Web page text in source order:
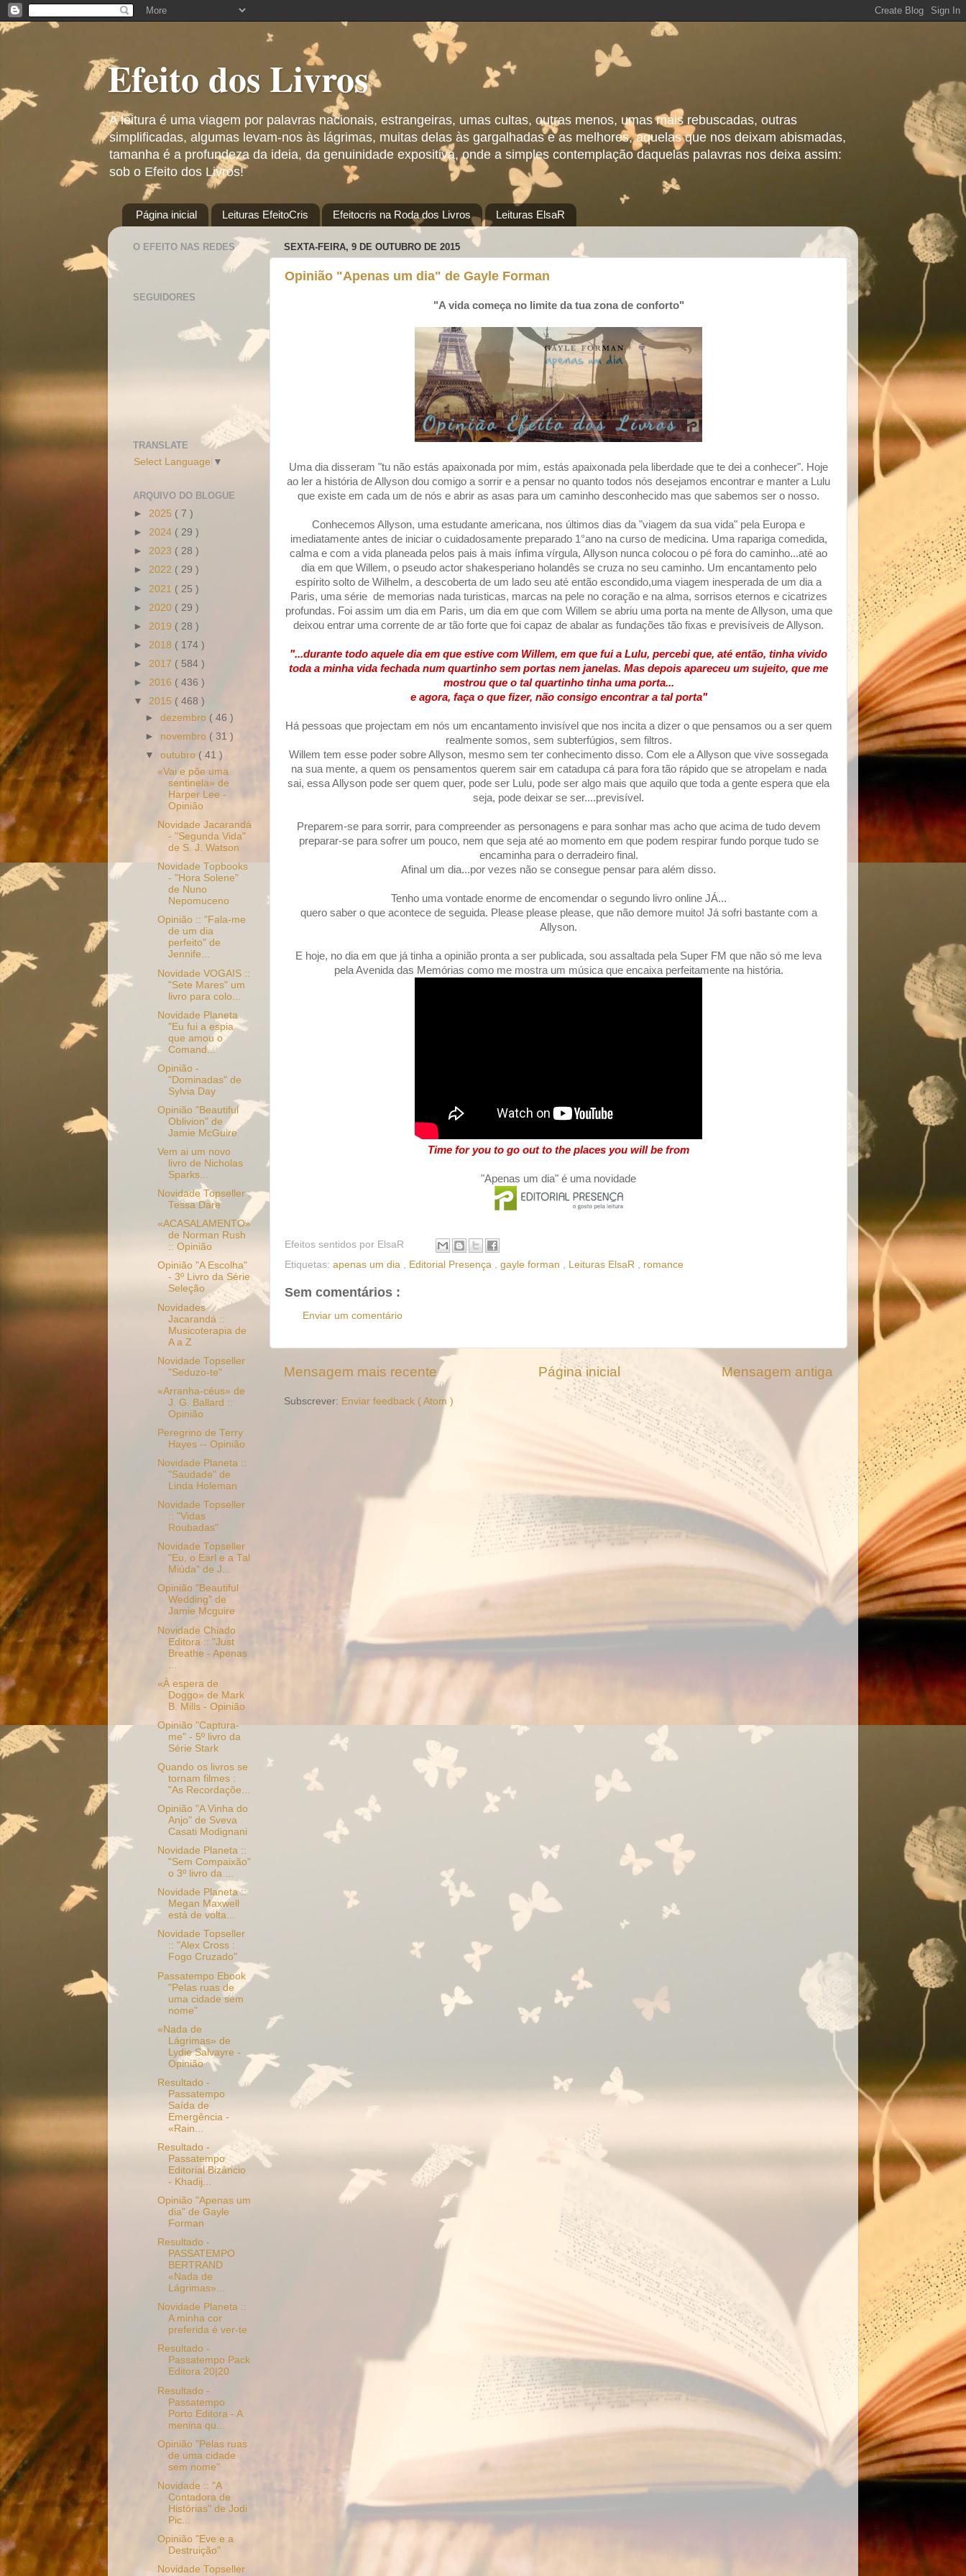
Efeito dos Livros
A leitura é uma viagem por palavras nacionais, estrangeiras, umas cultas, outras menos, umas mais rebuscadas, outras
simplificadas, algumas levam-nos às lágrimas, muitas delas às gargalhadas e as melhores, aquelas que nos deixam abismadas,
tamanha é a profundeza da ideia, da genuinidade expositiva, onde a simples contemplação daquelas palavras nos deixa assim:
sob o Efeito dos Livros!
Página inicial Leituras EfeitoCris Efeitocris na Roda dos Livros Leituras ElsaR
SEXTA-FEIRA, 9 DE OUTUBRO DE 2015
Opinião "Apenas um dia" de Gayle Forman
"A vida começa no limite da tua zona de conforto"
Uma dia disseram "tu não estás apaixonada por mim, estás apaixonada pela liberdade que te dei a conhecer". Hoje
ao ler a história de Allyson dou comigo a sorrir e a pensar no quanto todos nós desejamos encontrar e manter a Lulu
que existe em cada um de nós e abrir as asas para um caminho desconhecido mas que sabemos ser o nosso.
Conhecemos Allyson, uma estudante americana, nos últimos dias da "viagem da sua vida" pela Europa e
imediatamente antes de iniciar o cuidadosamente preparado 1°ano na curso de medicina. Uma rapariga comedida,
calma e com a vida planeada pelos pais à mais ínfima vírgula, Allyson nunca colocou o pé fora do caminho...até ao
dia em que Willem, o pseudo actor shakesperiano holandês se cruza no seu caminho. Um encantamento pelo
espírito solto de Wilhelm, a descoberta de um lado seu até então escondido,uma viagem inesperada de um dia a
Paris, uma série de memorias nada turisticas, marcas na pele no coração e na alma, sorrisos eternos e cicatrizes
profundas. Foi assim um dia em Paris, um dia em que com Willem se abriu uma porta na mente de Allyson, uma que
deixou entrar uma corrente de ar tão forte que foi capaz de abalar as fundações tão fixas e previsíveis de Allyson.
"...durante todo aquele dia em que estive com Willem, em que fui a Lulu, percebi que, até então, tinha vivido
toda a minha vida fechada num quartinho sem portas nem janelas. Mas depois apareceu um sujeito, que me
mostrou que o tal quartinho tinha uma porta...
e agora, faça o que fizer, não consigo encontrar a tal porta"
Há pessoas que projectam em nós um encantamento invisível que nos incita a dizer o que pensamos ou a ser quem
realmente somos, sem subterfúgios, sem filtros.
Willem tem esse poder sobre Allyson, mesmo sem ter conhecimento disso. Com ele a Allyson que vive sossegada
na sua mente, a quem os pensamentos querem sair em catadupa cá para fora tão rápido que se atropelam e nada
sai, essa Allyson pode ser quem quer, pode ser Lulu, pode ser algo mais que aquilo que toda a gente espera que ela
seja, pode deixar se ser....previsível.
Preparem-se para sorrir, para compreender as personagens e para sonhar mas acho que acima de tudo devem
preparar-se para sofrer um pouco, nem que seja até ao momento em que podem respirar fundo porque tudo se
encaminha para o derradeiro final.
Afinal um dia...por vezes não se consegue pensar para além disso.
Tenho uma vontade enorme de encomendar o segundo livro online JÁ...
quero saber o que acontece de seguida. Please please please, que não demore muito! Já sofri bastante com a
Allyson.
E hoje, no dia em que já tinha a opinião pronta a ser publicada, sou assaltada pela Super FM que não só me leva
pela Avenida das Memórias como me mostra um música que encaixa perfeitamente na história.
Time for you to go out to the places you will be from
"Apenas um dia" é uma novidade
Efeitos sentidos por ElsaR
Etiquetas: apenas um dia Editorial Presença gayle forman Leituras ElsaR romance
Sem comentários :
Enviar um comentário
Mensagem mais recente Mensagem antiga
Página inicial
Subscrever: Enviar feedback ( Atom )
O EFEITO NAS REDES
SEGUIDORES
TRANSLATE
Select Language ▼
ARQUIVO DO BLOGUE
► 2025 ( 7 )
► 2024 ( 29 )
► 2023 ( 28 )
► 2022 ( 29 )
► 2021 ( 25 )
► 2020 ( 29 )
► 2019 ( 28 )
► 2018 ( 174 )
► 2017 ( 584 )
► 2016 ( 436 )
▼ 2015 ( 468 )
►dezembro ( 46 )
► novembro ( 31 )
▼outubro ( 41 )
«Vai e põe uma
sentinela» de
Harper Lee -
Opinião
Novidade Jacarandá
- "Segunda Vida"
de S. J. Watson
Novidade Topbooks
- "Hora Solene"
de Nuno
Nepomuceno
Opinião :: "Fala-me
de um dia
perfeito" de
Jennife...
Novidade VOGAIS ::
"Sete Mares" um
livro para colo...
Novidade Planeta
"Eu fui a espia
que amou o
Comand...
Opinião -
"Dominadas" de
Sylvia Day
Opinião "Beautiful
Oblivion" de
Jamie McGuire
Vem ai um novo
livro de Nicholas
Sparks...
Novidade Topseller :
Tessa Dare
«ACASALAMENTO»
de Norman Rush
:: Opinião
Opinião "A Escolha"
- 3º Livro da Série
Seleção
Novidades
Jacarandá ::
Musicoterapia de
A a Z
Novidade Topseller
"Seduzo-te"
«Arranha-céus» de
J. G. Ballard ::
Opinião
Peregrino de Terry
Hayes -- Opinião
Novidade Planeta ::
"Saudade" de
Linda Holeman
Novidade Topseller
:: "Vidas
Roubadas"
Novidade Topseller
"Eu, o Earl e a Tal
Miúda" de J...
Opinião "Beautiful
Wedding" de
Jamie Mcguire
Novidade Chiado
Editora :: "Just
Breathe - Apenas
«À espera de
Doggo» de Mark
B. Mills - Opinião
Opinião "Captura-
me" - 5º livro da
Série Stark
Quando os livros se
tornam filmes :
"As Recordaçõe...
Opinião "A Vinha do
Anjo" de Sveva
Casati Modignani
Novidade Planeta ::
"Sem Compaixão"
o 3º livro da ...
Novidade Planeta ::
Megan Maxwell
está de volta...
Novidade Topseller
:: "Alex Cross :
Fogo Cruzado"
Passatempo Ebook
"Pelas ruas de
uma cidade sem
nome"
«Nada de
Lágrimas» de
Lydie Salvayre -
Opinião
Resultado -
Passatempo
Saída de
Emergência -
«Rain...
Resultado -
Passatempo
Editorial Bizâncio
- Khadij...
Opinião "Apenas um
dia" de Gayle
Forman
Resultado -
PASSATEMPO
BERTRAND
«Nada de
Lágrimas»...
Novidade Planeta ::
A minha cor
preferida é ver-te
Resultado -
Passatempo Pack
Editora 20|20
Resultado -
Passatempo
Porto Editora - A
menina qu...
Opinião "Pelas ruas
de uma cidade
sem nome"
Novidade :: "A
Contadora de
Histórias" de Jodi
Pic...
Opinião "Eve e a
Destruição"
Novidade Topseller